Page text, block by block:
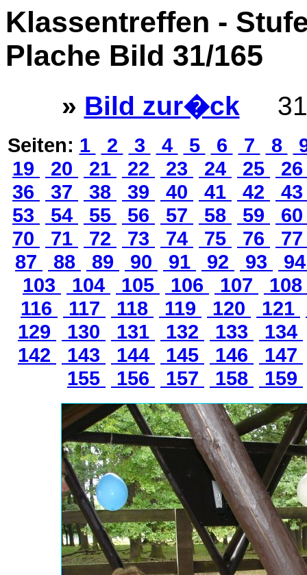
Klassentreffen -
Plache Bild 31/165
» Bild zur�ck
Seiten: 1 2 3 4 5 6 7 8
19
20 21 22 23 24 25
36
37 38 39 40 41 42
53
54 55 56 57 58 59
70
71 72 73 74 75 76
87
88 89 90 91 92 93
103
104 105 106 107
108
116
117 118 119 120 121
129
130 131 132 133
134
142
143 144 145 146
147
155
156 157 158 159